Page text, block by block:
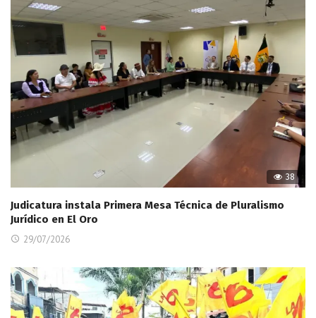
38
Judicatura instala Primera Mesa Técnica de Pluralismo
Jurídico en El Oro
29/07/2026